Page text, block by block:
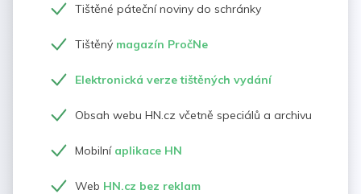
Tištěné páteční noviny do schránky
Tištěný magazín PročNe
Elektronická verze tištěných vydání
Obsah webu HN.cz včetně speciálů a archivu
Mobilní aplikace HN
Web HN.cz bez reklam